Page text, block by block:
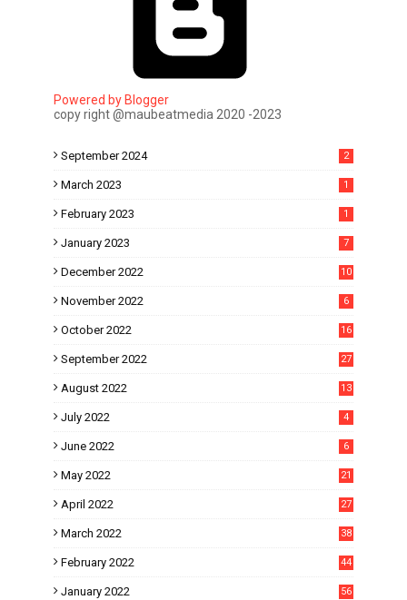
Powered by Blogger
copy right @maubeatmedia 2020 -2023
September 2024 2
March 2023 1
February 2023 1
January 2023 7
December 2022 10
November 2022 6
October 2022 16
September 2022 27
August 2022 13
July 2022 4
June 2022 6
May 2022 21
April 2022 27
March 2022 38
February 2022 44
January 2022 56